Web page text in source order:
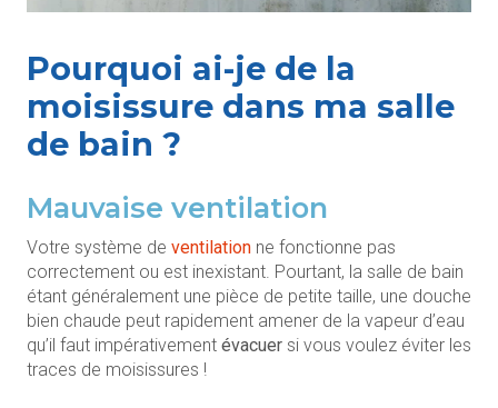
Pourquoi ai-je de la
moisissure dans ma salle
de bain ?
Mauvaise ventilation
Votre système de ventilation ne fonctionne pas
correctement ou est inexistant. Pourtant, la salle de bain
étant généralement une pièce de petite taille, une douche
bien chaude peut rapidement amener de la vapeur d’eau
qu’il faut impérativement évacuer si vous voulez éviter les
traces de moisissures !